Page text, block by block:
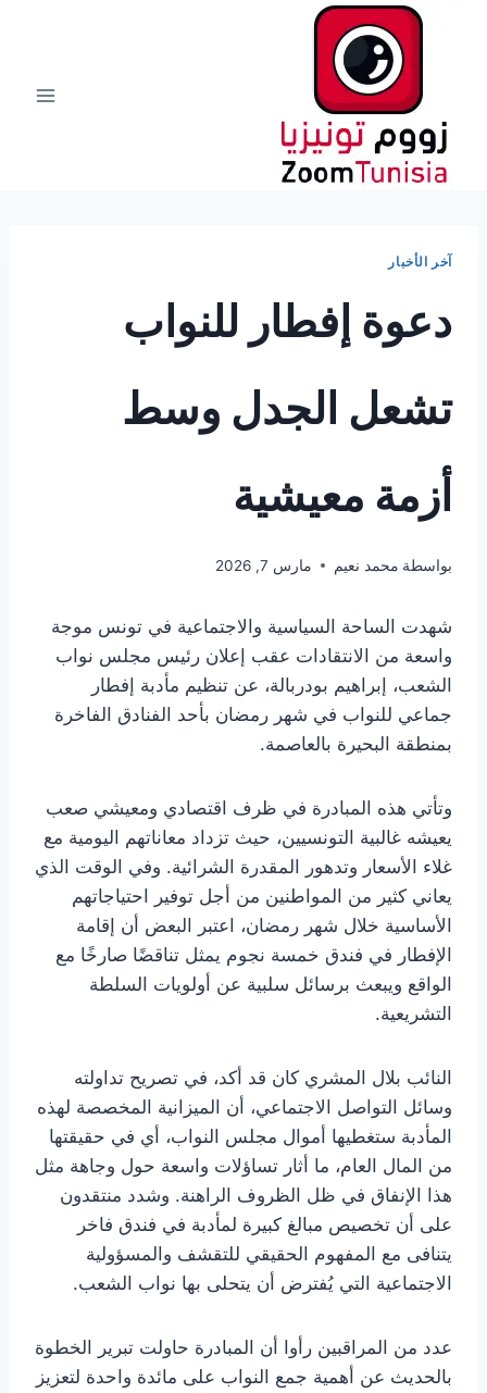
آخر الأخبار
دعوة إفطار للنواب
تشعل الجدل وسط
أزمة معيشية
بواسطة محمد نعيم مارس 7, 2026
شهدت الساحة السياسية والاجتماعية في تونس موجة
واسعة من الانتقادات عقب إعلان رئيس مجلس نواب
الشعب، إبراهيم بودربالة، عن تنظيم مأدبة إفطار
جماعي للنواب في شهر رمضان بأحد الفنادق الفاخرة
بمنطقة البحيرة بالعاصمة.
وتأتي هذه المبادرة في ظرف اقتصادي ومعيشي صعب
يعيشه غالبية التونسيين، حيث تزداد معاناتهم اليومية مع
غلاء الأسعار وتدهور المقدرة الشرائية. وفي الوقت الذي
يعاني كثير من المواطنين من أجل توفير احتياجاتهم
الأساسية خلال شهر رمضان، اعتبر البعض أن إقامة
الإفطار في فندق خمسة نجوم يمثل تناقضًا صارخًا مع
الواقع ويبعث برسائل سلبية عن أولويات السلطة
التشريعية.
النائب بلال المشري كان قد أكد، في تصريح تداولته
وسائل التواصل الاجتماعي، أن الميزانية المخصصة لهذه
المأدبة ستغطيها أموال مجلس النواب، أي في حقيقتها
من المال العام، ما أثار تساؤلات واسعة حول وجاهة مثل
هذا الإنفاق في ظل الظروف الراهنة. وشدد منتقدون
على أن تخصيص مبالغ كبيرة لمأدبة في فندق فاخر
يتنافى مع المفهوم الحقيقي للتقشف والمسؤولية
الاجتماعية التي يُفترض أن يتحلى بها نواب الشعب.
عدد من المراقبين رأوا أن المبادرة حاولت تبرير الخطوة
بالحديث عن أهمية جمع النواب على مائدة واحدة لتعزيز